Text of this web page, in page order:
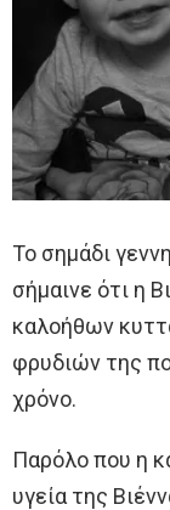
Το σημάδι
σήμαινε ότι η
καλοήθων
φρυδιών της
χρόνο.
Παρόλο που η
υγεία της